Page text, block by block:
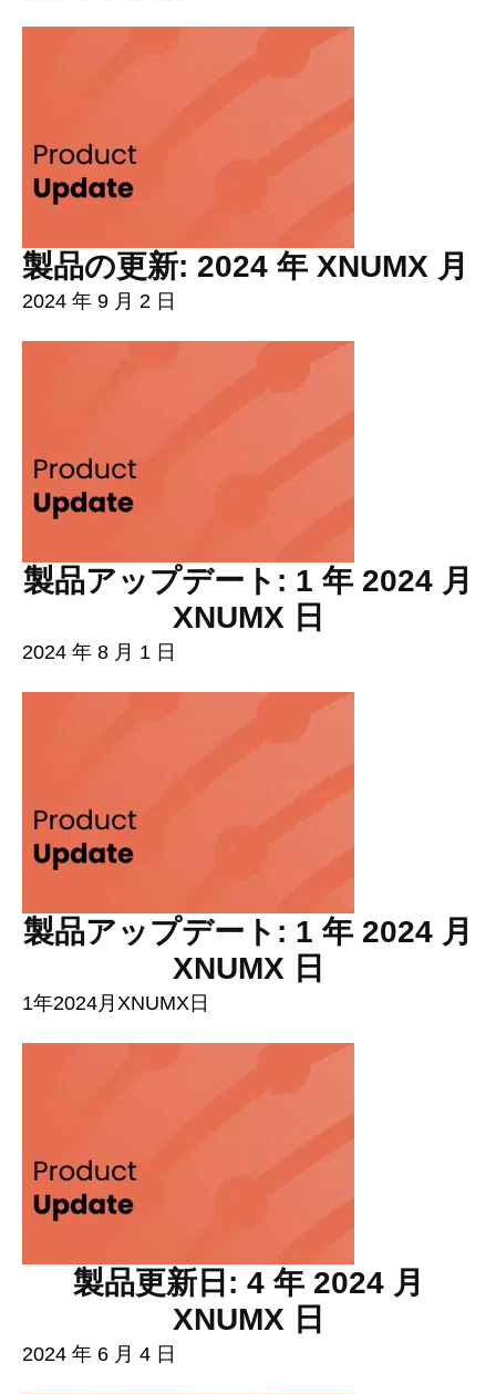
製品の更新: 2024 年 XNUMX 月
2024 年 9 月 2 日
製品アップデート: 1 年 2024 月
XNUMX 日
2024 年 8 月 1 日
製品アップデート: 1 年 2024 月
XNUMX 日
1年2024月XNUMX日
製品更新日: 4 年 2024 月
XNUMX 日
2024 年 6 月 4 日